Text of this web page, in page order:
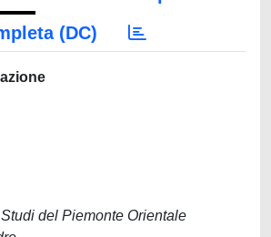
(DC)
del Piemonte Orientale